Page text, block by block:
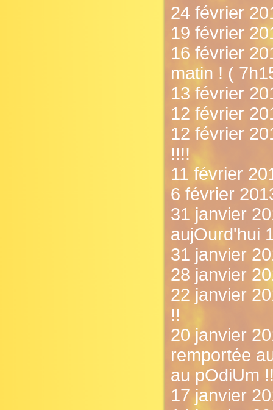
24 février
19 février
16 février
matin ! (
13 février
12 février
12 février
!!!!
11 février
6 février
31 janvier
aujOurd'hui
31 janvier
28 janvier
22 janvier
!!
20 janvier
remportée
au pOdiUm
17 janvier